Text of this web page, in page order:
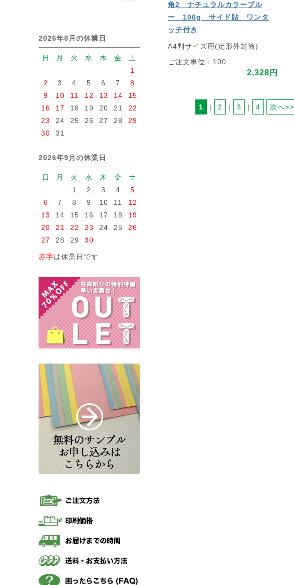
2026年8月の休業日
日 月 火 水 木 金
土
1
2
3 4 5 6 7
8
9
10 11 12 13 14
15
16
17 18 19 20 21
22
23
24 25 26 27 28
29
30
31
2026年9月の休業日
日 月 火 水 木 金
土
1
2 3 4
5
6
7 8 9 10 11
12
13
14 15 16 17 18
19
20
21 22 23 24 25
26
27
28 29 30
赤字は休業日です
角2 ナチュラルカラーブル
ー 100g サイド貼 ワンタ
ッチ付き
A4判サイズ用(定形外封筒)
ご注文単位：100
2,328円
1 | 2 | 3 | 4 次へ>>